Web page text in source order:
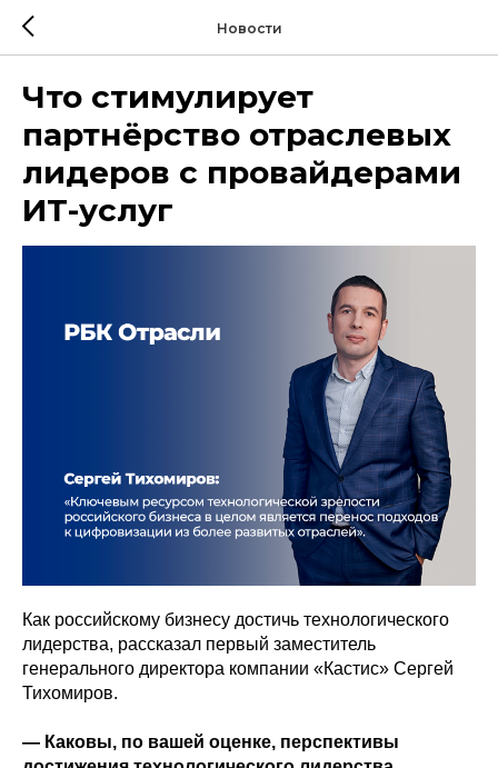
Новости
Что стимулирует
партнёрство отраслевых
лидеров с провайдерами
ИТ-услуг
Как российскому бизнесу достичь технологического
лидерства, рассказал первый заместитель
генерального директора компании «Кастис» Сергей
Тихомиров.
— Каковы, по вашей оценке, перспективы